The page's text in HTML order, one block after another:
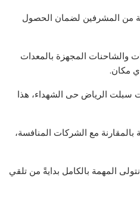
المشرفين لضمان الحصول
والشاحنات المجهزة بالمعدات
مكان.
سبلت الرياض حى الشهداء، هذا
بالمقارنة مع الشركات المنافسة،
المهمة بالكامل بدايةً من تلقي